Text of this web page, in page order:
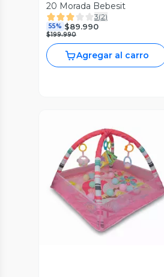
20 Morada Bebesit
3(2)
55% $89.990
$199.990
Agregar al carro
Vista Previa